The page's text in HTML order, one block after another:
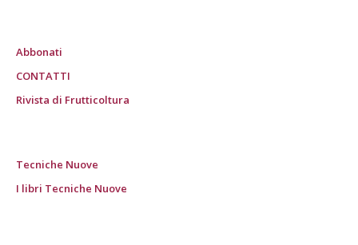
Abbonati
CONTATTI
Rivista di Frutticoltura
Tecniche Nuove
I libri Tecniche Nuove